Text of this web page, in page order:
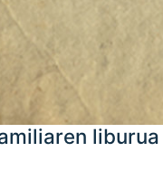
liburua